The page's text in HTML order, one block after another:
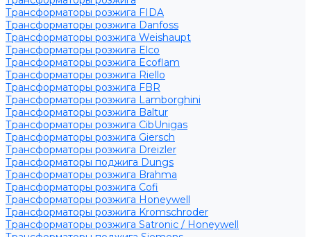
Трансформаторы розжига FIDA
Трансформаторы розжига Danfoss
Трансформаторы розжига Weishaupt
Трансформаторы розжига Elco
Трансформаторы розжига Ecoflam
Трансформаторы розжига Riello
Трансформаторы розжига FBR
Трансформаторы розжига Lamborghini
Трансформаторы розжига Baltur
Трансформаторы розжига CibUnigas
Трансформаторы розжига Giersch
Трансформаторы розжига Dreizler
Трансформаторы поджига Dungs
Трансформаторы розжига Brahma
Трансформаторы розжига Cofi
Трансформаторы розжига Honeywell
Трансформаторы розжига Kromschroder
Трансформаторы розжига Satronic / Honeywell